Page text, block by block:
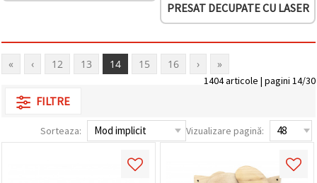
PRESAT DECUPATE CU LASER
« ‹ 12 13 14 15 16 › »
1404 articole | pagini 14/30
FILTRE
Sorteaza: Vizualizare pagină: